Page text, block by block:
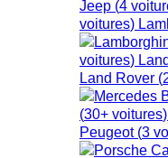
Jeep (4
voitures)
voitures)
Land Rover (
(30+ voitures)
Peugeot (3